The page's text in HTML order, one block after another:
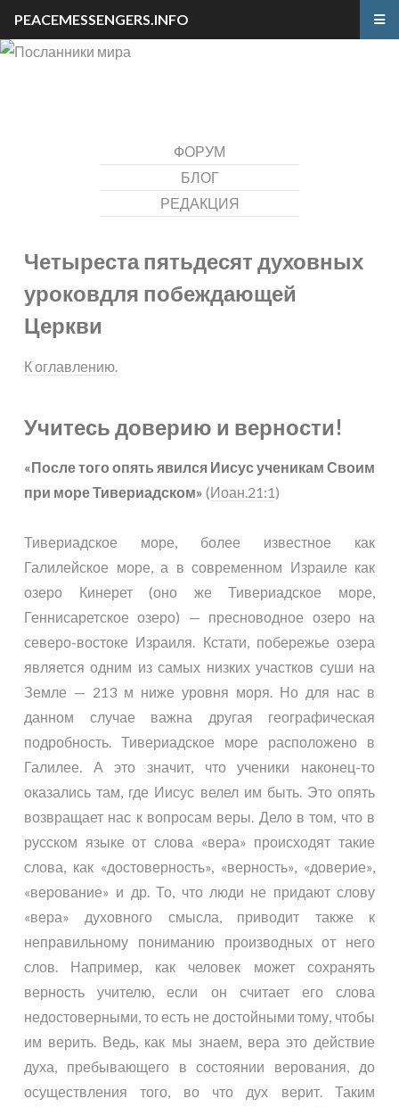
ФОРУМ
БЛОГ
РЕДАКЦИЯ
Четыреста пятьдесят духовных
уроковдля побеждающей
Церкви
К оглавлению.
Учитесь доверию и верности!
«После того опять явился Иисус ученикам Своим
при море Тивериадском» (Иоан.21:1 )
Тивериадское море, более известное как
Галилейское море, а в современном Израиле как
озеро Кинерет (оно же Тивериадское море,
Геннисаретское озеро) — пресноводное озеро на
северо-востоке Израиля. Кстати, побережье озера
является одним из самых низких участков суши на
Земле — 213 м ниже уровня моря. Но для нас в
данном случае важна другая географическая
подробность. Тивериадское море расположено в
Галилее. А это значит, что ученики наконец-то
оказались там, где Иисус велел им быть. Это опять
возвращает нас к вопросам веры. Дело в том, что в
русском языке от слова «вера» происходят такие
слова, как «достоверность», «верность», «доверие»,
«верование» и др. То, что люди не придают слову
«вера» духовного смысла, приводит также к
неправильному пониманию производных от него
слов. Например, как человек может сохранять
верность учителю, если он считает его слова
недостоверными, то есть не достойными тому, чтобы
им верить. Ведь, как мы знаем, вера это действие
духа, пребывающего в состоянии верования, до
осуществления того, во что дух верит. Таким
PEACEMESSENGERS.INFO